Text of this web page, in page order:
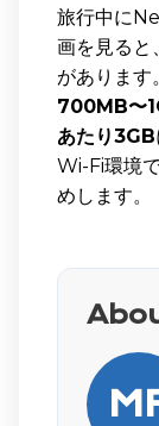
旅行中に
画を見ると
があります
700MB〜
あたり3GB
Wi-Fi環境
めします。